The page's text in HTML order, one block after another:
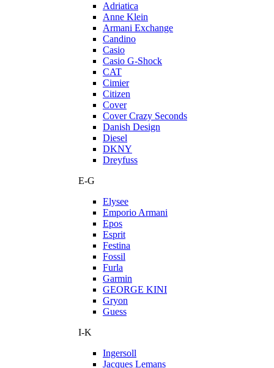
Adriatica
Anne Klein
Armani Exchange
Candino
Casio
Casio G-Shock
CAT
Cimier
Citizen
Cover
Cover Crazy Seconds
Danish Design
Diesel
DKNY
Dreyfuss
E-G
Elysee
Emporio Armani
Epos
Esprit
Festina
Fossil
Furla
Garmin
GEORGE KINI
Gryon
Guess
I-K
Ingersoll
Jacques Lemans